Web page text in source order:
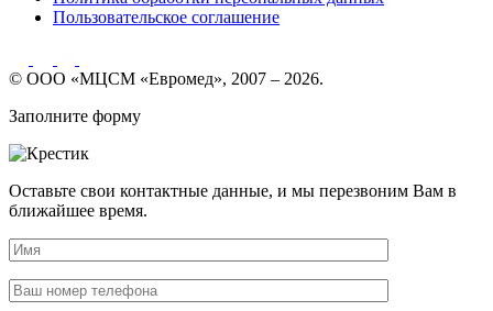
Пользовательское соглашение
© ООО «МЦСМ «Евромед», 2007 – 2026.
Заполните форму
Оставьте свои контактные данные, и мы перезвоним Вам в
ближайшее время.